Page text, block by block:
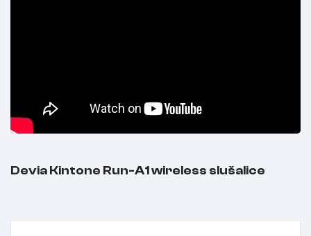
Devia Kintone Run-A1 wireless slušalice